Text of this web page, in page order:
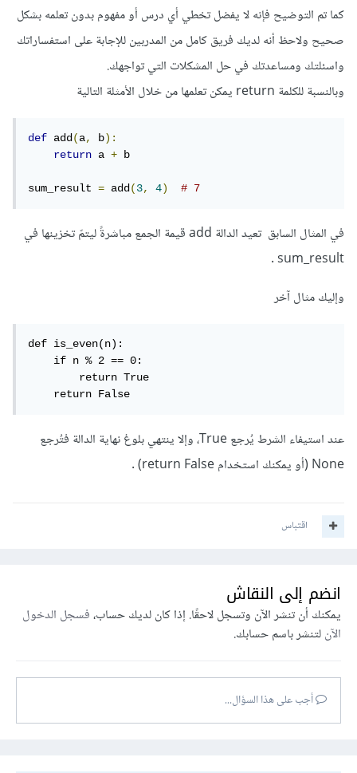
كما تم التوضيح فإنه لا يفضل تخطي أي درس أو مفهوم بدون تعلمه بشكل
صحيح ولاحظ أنه لديك فريق كامل من المدربين للإجابة على استفساراتك
واسئلتك ومساعدتك في حل المشكلات التي تواجهك.
وبالنسبة للكلمة return يمكن تعلمها من خلال الأمثلة التالية
def add(a, b):
return a + b
sum_result = add(3, 4) # 7
في المثال السابق تعيد الدالة add قيمة الجمع مباشرةً ليتمّ تخزينها في
sum_result .
وإليك مثال آخر
def is_even(n):
    if n % 2 == 0:
        return True
    return False
عند استيفاء الشرط يُرجع True، وإلا ينتهي بلوغ نهاية الدالة فتُرجع
None (أو يمكنك استخدام return False) .
اقتباس
انضم إلى النقاش
يمكنك أن تنشر الآن وتسجل لاحقًا. إذا كان لديك حساب،فسجل الدخول
الآنلتنشر باسم حسابك.
أجب على هذا السؤال...